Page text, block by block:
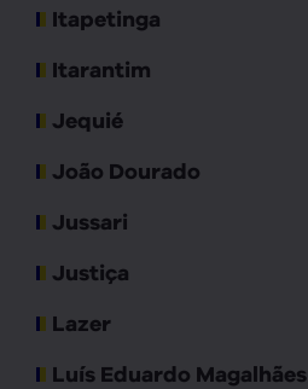
Itapetinga
Itarantim
Jequié
João Dourado
Jussari
Justiça
Lazer
Luís Eduardo Magalhães